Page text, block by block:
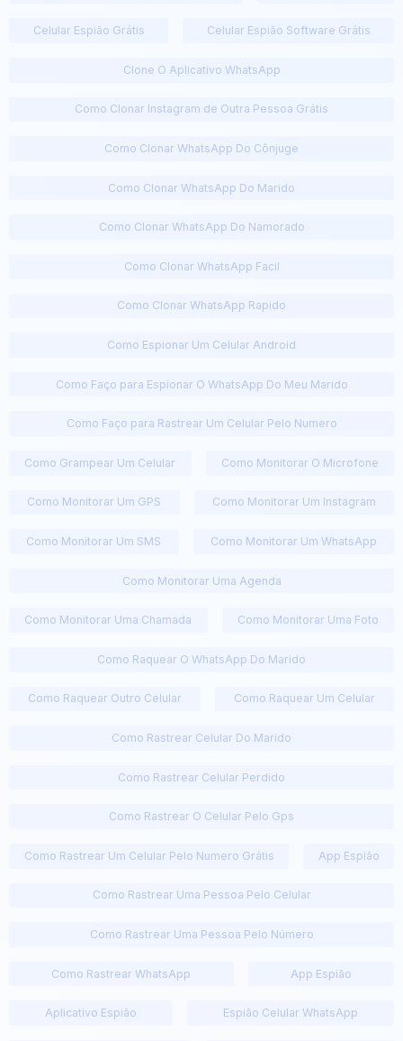
Celular Espião Grátis Celular Espião Software Grátis
Clone O Aplicativo WhatsApp
Como Clonar Instagram de Outra Pessoa Grátis
Como Clonar WhatsApp Do Cônjuge
Como Clonar WhatsApp Do Marido
Como Clonar WhatsApp Do Namorado
Como Clonar WhatsApp Facil
Como Clonar WhatsApp Rapido
Como Espionar Um Celular Android
Como Faço para Espionar O WhatsApp Do Meu Marido
Como Faço para Rastrear Um Celular Pelo Numero
Como Grampear Um Celular Como Monitorar O Microfone
Como Monitorar Um GPS Como Monitorar Um Instagram
Como Monitorar Um SMS Como Monitorar Um WhatsApp
Como Monitorar Uma Agenda
Como Monitorar Uma Chamada Como Monitorar Uma Foto
Como Raquear O WhatsApp Do Marido
Como Raquear Outro Celular Como Raquear Um Celular
Como Rastrear Celular Do Marido
Como Rastrear Celular Perdido
Como Rastrear O Celular Pelo Gps
Como Rastrear Um Celular Pelo Numero Grátis App Espião
Como Rastrear Uma Pessoa Pelo Celular
Como Rastrear Uma Pessoa Pelo Número
Como Rastrear WhatsApp App Espião
Aplicativo Espião Espião Celular WhatsApp